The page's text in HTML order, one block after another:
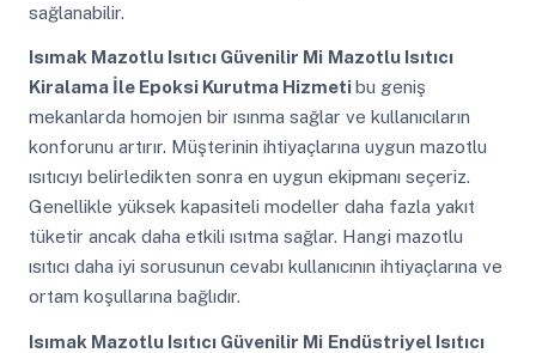
sağlanabilir.
Isımak Mazotlu Isıtıcı Güvenilir Mi Mazotlu Isıtıcı
Kiralama İle Epoksi Kurutma Hizmetibu geniş
mekanlarda homojen bir ısınma sağlar ve kullanıcıların
konforunu artırır. Müşterinin ihtiyaçlarına uygun mazotlu
ısıtıcıyı belirledikten sonra en uygun ekipmanı seçeriz.
Genellikle yüksek kapasiteli modeller daha fazla yakıt
tüketir ancak daha etkili ısıtma sağlar. Hangi mazotlu
ısıtıcı daha iyi sorusunun cevabı kullanıcının ihtiyaçlarına ve
ortam koşullarına bağlıdır.
Isımak Mazotlu Isıtıcı Güvenilir Mi Endüstriyel Isıtıcı